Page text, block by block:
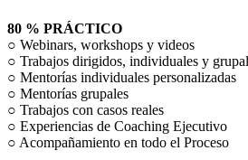
80 % PRÁCTICO
○ Webinars, workshops y videos
○ Trabajos dirigidos, individuales y
○ Mentorías individuales personalizadas
○ Mentorías grupales
○ Trabajos con casos reales
○ Experiencias de Coaching Ejecutivo
○ Acompañamiento en todo el Proceso